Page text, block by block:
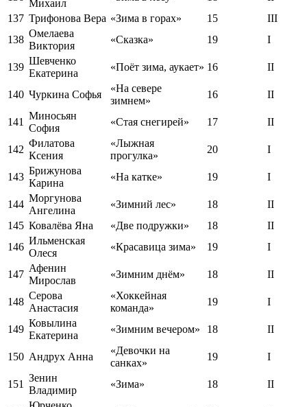
Михаил
137 Трифонова Вера «Зима в горах» 15
III
138
Омелаева
Виктория
«Сказка» 19 I
139
Шевченко
Екатерина
«Поёт зима, аукает» 16 II
140 Чуркина Софья
«На севере
зимнем»
16 II
141
Миносьян
София
«Стая снегирей» 17 II
142
Филатова
Ксения
«Лыжная
прогулка»
20 I
143
Брижунова
Карина
«На катке» 19 I
144
Моргунова
Ангелина
«Зимний лес» 18
II
145 Ковалёва Яна «Две подружки» 18
II
146
Ильменская
Олеся
«Красавица зима» 19 I
147
Афенин
Мирослав
«Зимним днём» 18 II
148
Серова
Анастасия
«Хоккейная
команда»
19 I
149
Ковылина
Екатерина
«Зимним вечером» 18 II
150 Андрух Анна
«Девочки на
санках»
19 I
151
Зенин
Владимир
«Зима» 18 II